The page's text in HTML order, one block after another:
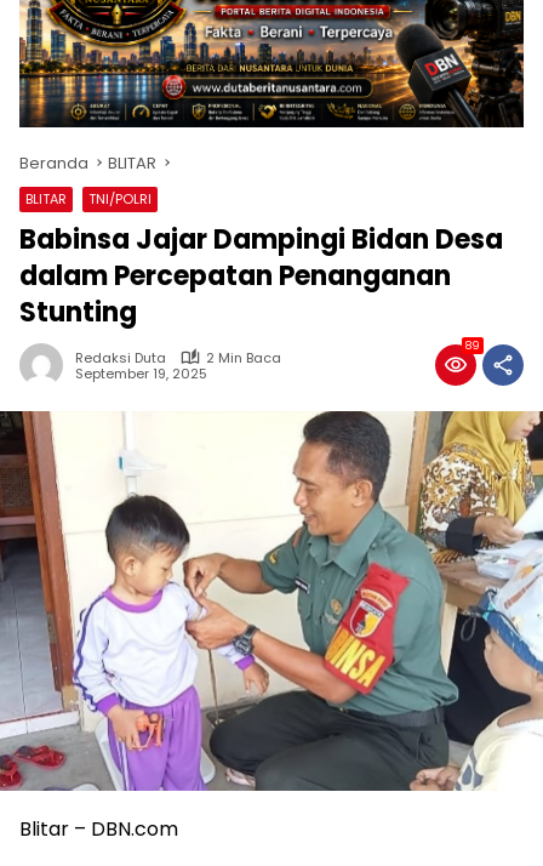
Beranda BLITAR
BLITAR TNI/POLRI
Babinsa Jajar Dampingi Bidan Desa
dalam Percepatan Penanganan
Stunting
Redaksi Duta
2 Min Baca
September 19, 2025
89
Blitar – DBN.com